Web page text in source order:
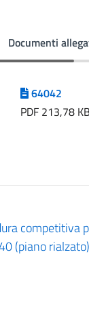
Documenti
64042
PDF 213,78 KB
competitiva
(piano